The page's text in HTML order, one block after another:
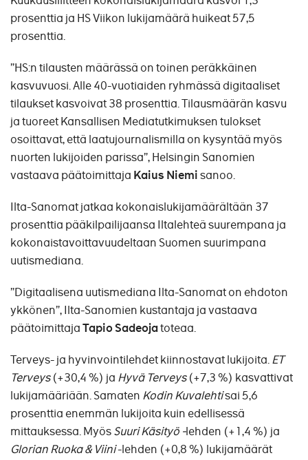
prosenttia ja HS Viikon lukijamäärä huikeat 57,5
prosenttia.
”HS:n tilausten määrässä on toinen peräkkäinen
kasvuvuosi. Alle 40-vuotiaiden ryhmässä digitaaliset
tilaukset kasvoivat 38 prosenttia. Tilausmäärän kasvu
ja tuoreet Kansallisen Mediatutkimuksen tulokset
osoittavat, että laatujournalismilla on kysyntää myös
nuorten lukijoiden parissa”, Helsingin Sanomien
vastaava päätoimittaja Kaius Niemisanoo.
Ilta-Sanomat jatkaa kokonaislukijamäärältään 37
prosenttia pääkilpailijaansa Iltalehteä suurempana ja
kokonaistavoittavuudeltaan Suomen suurimpana
uutismediana.
”Digitaalisena uutismediana Ilta-Sanomat on ehdoton
ykkönen”, Ilta-Sanomien kustantaja ja vastaava
päätoimittajaTapio Sadeojatoteaa.
Terveys- ja hyvinvointilehdet kiinnostavat lukijoita.ET
Terveys(+30,4 %) ja Hyvä Terveys(+7,3 %) kasvattivat
lukijamääriään. Samaten Kodin Kuvalehtisai 5,6
prosenttia enemmän lukijoita kuin edellisessä
mittauksessa. MyösSuuri Käsityö -lehden (+1,4 %) ja
Glorian Ruoka & Viini-lehden (+0,8 %) lukijamäärät